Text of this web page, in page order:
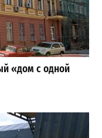
«дом с одной